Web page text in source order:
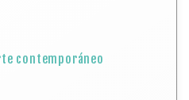
contemporáneo